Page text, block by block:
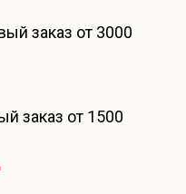
заказ от 3000
заказ от 1500